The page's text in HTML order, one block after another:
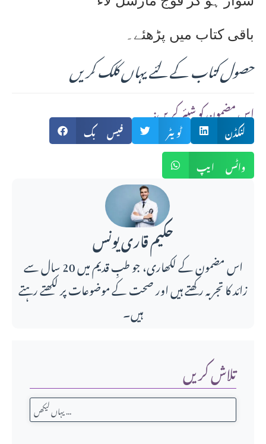
تلاش کریں
باقی کتاب میں پڑھئے۔
حصول کتاب کے لئے یہاں کلک کریں
:اس مضمون کو شیئر کریں
فیس بک ٹویٹر
لنکڈن
واٹس ایپ
حکیم قاری یونس
اس مضمون کے لکھاری، جو طبِ قدیم میں 20 سال سے
زائد کا تجربہ رکھتے ہیں اور صحت کے موضوعات پر لکھتے رہتے
ہیں۔